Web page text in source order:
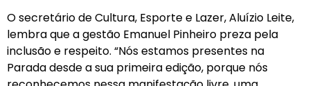
O secretário de Cultura, Esporte e Lazer, Aluízio Leite,
lembra que a gestão Emanuel Pinheiro preza pela
inclusão e respeito. “Nós estamos presentes na
Parada desde a sua primeira edição, porque nós